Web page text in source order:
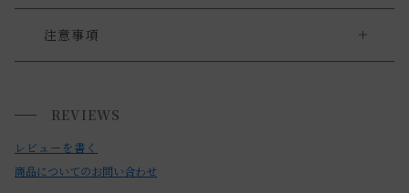
送料について
小型商品は、11,000円(税込)以上のお買い上げで
注意事項
・暖房器具などのそばに置かないでください。
・油分に弱いので油のつきやすい場所を避けてください。
・お花は厳選しておりますが、性質上花びらの縁から繊維が
REVIEWS
レビューを書く
商品についてのお問い合わせ